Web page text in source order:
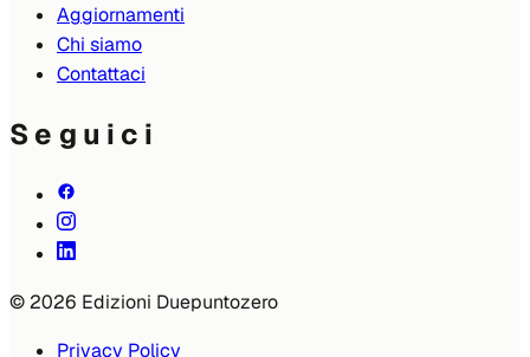
Aggiornamenti
Chi siamo
Contattaci
Seguici
© 2026 Edizioni Duepuntozero
Privacy Policy